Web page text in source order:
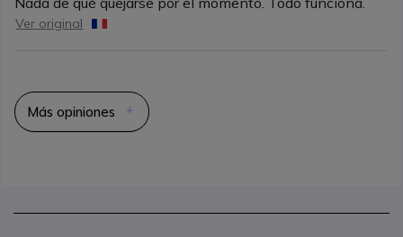
Ver original
Más opiniones